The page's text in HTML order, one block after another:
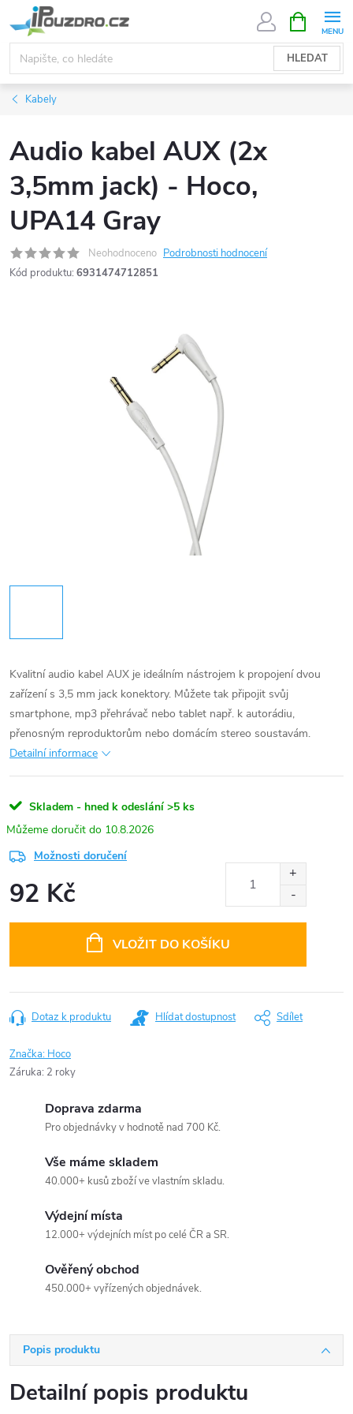
na
obsah
HLEDAT
NÁKUPNÍ
KOŠÍK
Kabely
Audio kabel AUX (2x
3,5mm jack) - Hoco,
UPA14 Gray
Neohodnoceno Podrobnosti hodnocení
Kód produktu: 6931474712851
Kvalitní audio kabel AUX je ideálním nástrojem k propojení dvou
zařízení s 3,5 mm jack konektory. Můžete tak připojit svůj
smartphone, mp3 přehrávač nebo tablet např. k autorádiu,
přenosným reproduktorům nebo domácím stereo soustavám.
Detailní informace
Skladem - hned k odeslání >5 ks
10.8.2026
Možnosti doručení
92 Kč
VLOŽIT DO KOŠÍKU
Dotaz k produktu Hlídat dostupnost Sdílet
Značka: Hoco
Záruka: 2 roky
Doprava zdarma
Pro objednávky v hodnotě nad 700 Kč.
Vše máme skladem
40.000+ kusů zboží ve vlastním skladu.
Výdejní místa
12.000+ výdejních míst po celé ČR a SR.
Ověřený obchod
450.000+ vyřízených objednávek.
Popis produktu
Detailní popis produktu